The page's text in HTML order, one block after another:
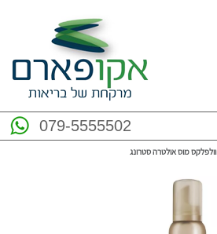
079-5555502
וולפלקס מוס אולטרה סטרונג